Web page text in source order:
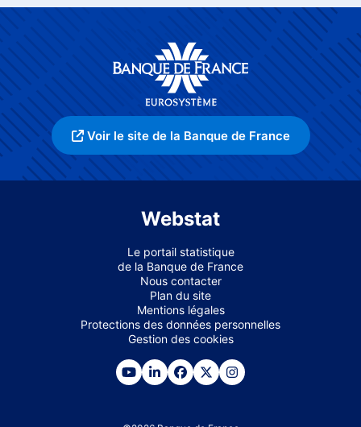
Voir le site de la Banque de France
Webstat
Le portail statistique
de la Banque de France
Nous contacter
Plan du site
Mentions légales
Protections des données personnelles
Gestion des cookies